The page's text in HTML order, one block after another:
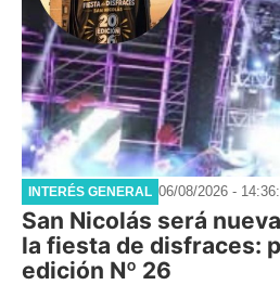
INTERÉS GENERAL 06/08/2026 -
San Nicolás será
la fiesta de disfraces:
edición Nº 26